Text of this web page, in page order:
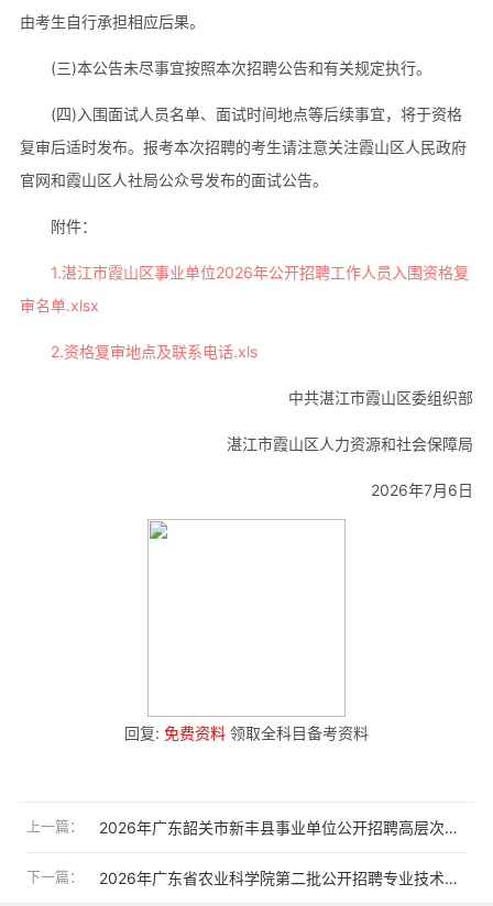
由考生自行承担相应后果。
(三)本公告未尽事宜按照本次招聘公告和有关规定执行。
(四)入围面试人员名单、面试时间地点等后续事宜，将于资格
复审后适时发布。报考本次招聘的考生请注意关注霞山区人民政府
官网和霞山区人社局公众号发布的面试公告。
附件：
1.湛江市霞山区事业单位2026年公开招聘工作人员入围资格复
审名单.xlsx
2.资格复审地点及联系电话.xls
中共湛江市霞山区委组织部
湛江市霞山区人力资源和社会保障局
2026年7月6日
回复: 免费资料 领取全科目备考资料
上一篇： 2026年广东韶关市新丰县事业单位公开招聘高层次紧缺人才6人公告
下一篇： 2026年广东省农业科学院第二批公开招聘专业技术人员34人公告